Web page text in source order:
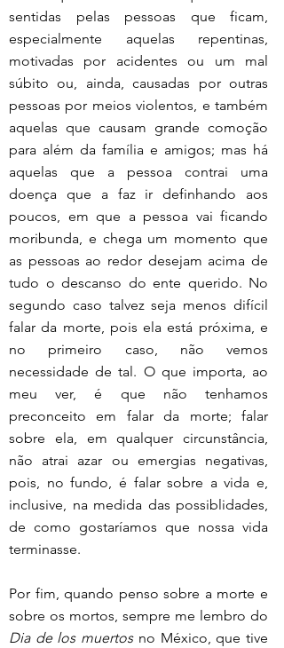
sentidas pelas pessoas que ficam,
especialmente aquelas repentinas,
motivadas por acidentes ou um mal
súbito ou, ainda, causadas por outras
pessoas por meios violentos, e também
aquelas que causam grande comoção
para além da família e amigos; mas há
aquelas que a pessoa contrai uma
doença que a faz ir definhando aos
poucos, em que a pessoa vai ficando
moribunda, e chega um momento que
as pessoas ao redor desejam acima de
tudo o descanso do ente querido. No
segundo caso talvez seja menos difícil
falar da morte, pois ela está próxima, e
no primeiro caso, não vemos
necessidade de tal. O que importa, ao
meu ver, é que não tenhamos
preconceito em falar da morte; falar
sobre ela, em qualquer circunstância,
não atrai azar ou emergias negativas,
pois, no fundo, é falar sobre a vida e,
inclusive, na medida das possiblidades,
de como gostaríamos que nossa vida
terminasse.
Por fim, quando penso sobre a morte e
Dia de los muertos no México, que tive